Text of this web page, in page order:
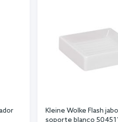
Kleine Wolke Flash
soporte blanco